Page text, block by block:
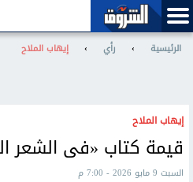
الرئيسية › رأي › إيهاب الملاح
إيهاب الملاح
قيمة كتاب «فى الشعر
السبت 9 مايو 2026 - 7:00 م